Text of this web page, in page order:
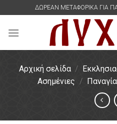
content
ΔΩΡΕΑΝ ΜΕΤΑΦΟΡΙΚΑ ΓΙΑ
Αρχική σελίδα /
Ασημένιες /